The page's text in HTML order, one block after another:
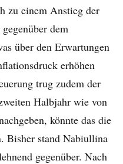
zu einem Anstieg der
dem
über den Erwartungen
erhöhen
trug zudem der
Halbjahr wie von
könnte das die
Bisher stand Nabiullina
gegenüber. Nach